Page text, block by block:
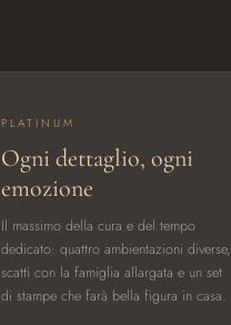
PLATINUM
Ogni dettaglio, ogni
emozione
Il massimo della cura e del tempo
dedicato: quattro ambientazioni diverse,
scatti con la famiglia allargata e un set
di stampe che farà bella figura in casa.